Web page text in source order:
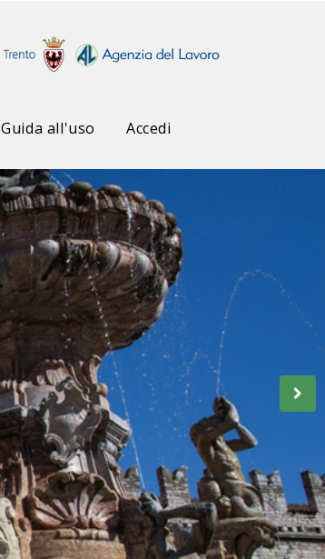
Guida all'uso Accedi